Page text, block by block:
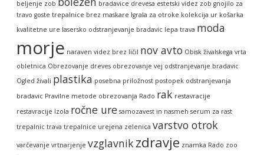
beljenje zob bradavice drevesa estetski videz zob gnojilo za
travo goste trepalnice brez maskare Igrala za otroke kolekcija ur košarka
kvalitetne ure lasersko odstranjevanje bradavic lepa trava moda
morje naraven videz brez ličil nov avto Obisk živalskega vrta
obletnica Obrezovanje dreves obrezovanje vej odstranjevanje bradavic
Ogled živali plastika posebna priložnost postopek odstranjevanja
bradavic Pravilne metode obrezovanja Rado rak restavracije
restavracije Izola ročne ure samozavest in nasmeh serum za rast
trepalnic trava trepalnice urejena zelenica varstvo otrok
varčevanje vrtnarjenje vzglavnik zdravje znamka Rado zoo